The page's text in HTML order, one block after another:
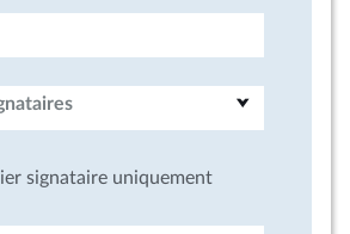
signataire uniquement